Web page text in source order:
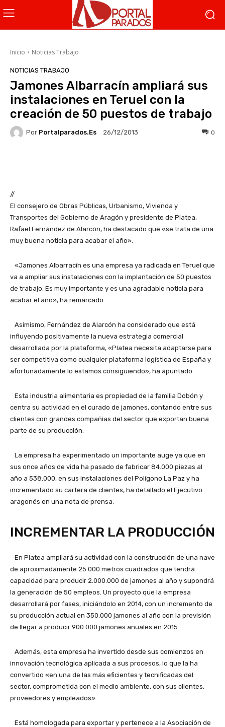
Inicio Noticias Trabajo
NOTICIAS TRABAJO
Jamones Albarracín ampliará sus
instalaciones en Teruel con la
creación de 50 puestos de trabajo
Por Portalparados.es 26/12/2013 0
//
El consejero de Obras Públicas, Urbanismo, Vivienda y
Transportes del Gobierno de Aragón y presidente de Platea,
Rafael Fernández de Alarcón, ha destacado que «se trata de una
muy buena noticia para acabar el año».
«Jamones Albarracín es una empresa ya radicada en Teruel que
va a ampliar sus instalaciones con la implantación de 50 puestos
de trabajo. Es muy importante y es una agradable noticia para
acabar el año», ha remarcado.
Asimismo, Fernández de Alarcón ha considerado que está
influyendo positivamente la nueva estrategia comercial
desarrollada por la plataforma, «Platea necesita adaptarse para
ser competitiva como cualquier plataforma logística de España y
afortunadamente lo estamos consiguiendo», ha apuntado.
Esta industria alimentaria es propiedad de la familia Dobón y
centra su actividad en el curado de jamones, contando entre sus
clientes con grandes compañías del sector que exportan buena
parte de su producción.
La empresa ha experimentado un importante auge ya que en
sus once años de vida ha pasado de fabricar 84.000 piezas al
año a 538.000, en sus instalaciones del Polígono La Paz y ha
incrementado su cartera de clientes, ha detallado el Ejecutivo
aragonés en una nota de prensa.
INCREMENTAR LA PRODUCCIÓN
En Platea ampliará su actividad con la construcción de una nave
de aproximadamente 25.000 metros cuadrados que tendrá
capacidad para producir 2.000.000 de jamones al año y supondrá
la generación de 50 empleos. Un proyecto que la empresa
desarrollará por fases, iniciándolo en 2014, con un incremento de
su producción actual en 350.000 jamones al año con la previsión
de llegar a producir 900.000 jamones anuales en 2015.
Además, esta empresa ha invertido desde sus comienzos en
innovación tecnológica aplicada a sus procesos, lo que la ha
convertido «en una de las más eficientes y tecnificadas del
sector, comprometida con el medio ambiente, con sus clientes,
proveedores y empleados».
Está homologada para exportar y pertenece a la Asociación de